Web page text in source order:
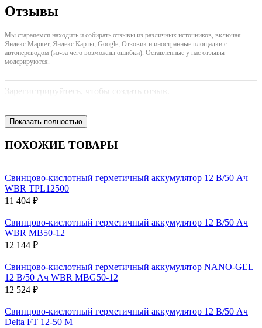
Отзывы
Мы стараяемся находить и собирать отзывы из различных источников, включая
Яндекс Маркет, Яндекс Карты, Google, Отзовик и иностранные площадки с
автопереводом (из-за чего возможны ошибки). Оставленные у нас отзывы
модерируются.
Зарегистрируйтесь, чтобы создать отзыв.
Показать полностью
ПОХОЖИЕ ТОВАРЫ
Свинцово-кислотный герметичный аккумулятор 12 В/50 Ач
WBR TPL12500
11 404 ₽
Свинцово-кислотный герметичный аккумулятор 12 В/50 Ач
WBR MB50-12
12 144 ₽
Свинцово-кислотный герметичный аккумулятор NANO-GEL
12 В/50 Ач WBR MBG50-12
12 524 ₽
Свинцово-кислотный герметичный аккумулятор 12 В/50 Ач
Delta FT 12-50 M